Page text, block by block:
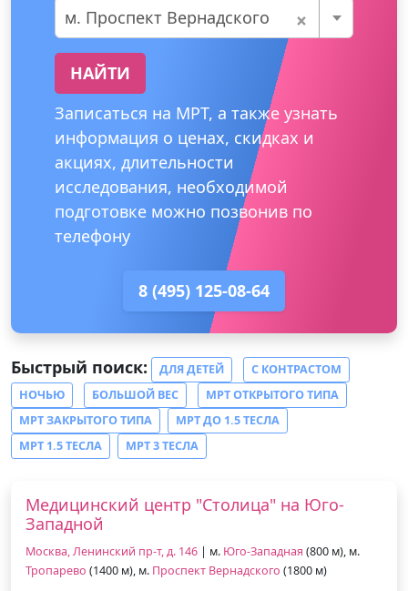
×
м. Проспект Вернадского
НАЙТИ
Записаться на МРТ, а также узнать
информация о ценах, скидках и
акциях, длительности
исследования, необходимой
подготовке можно позвонив по
телефону
8 (495) 125-08-64
Быстрый поиск: ДЛЯ ДЕТЕЙ
С КОНТРАСТОМ
НОЧЬЮ
БОЛЬШОЙ ВЕС
МРТ ОТКРЫТОГО ТИПА
МРТ ЗАКРЫТОГО ТИПА
МРТ ДО 1.5 ТЕСЛА
МРТ 1.5 ТЕСЛА
МРТ 3 ТЕСЛА
Медицинский центр "Столица" на Юго-
Западной
Москва, Ленинский пр-т, д. 146 | м. Юго-Западная (800 м), м.
Тропарево (1400 м), м. Проспект Вернадского (1800 м)